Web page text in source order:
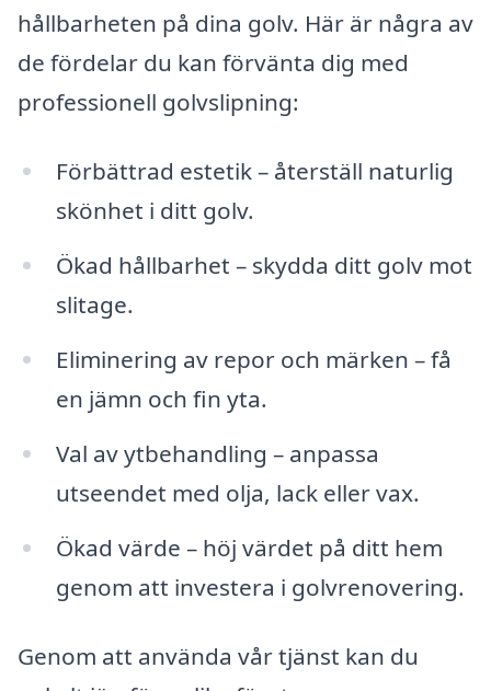
hållbarheten på dina golv. Här är några av
de fördelar du kan förvänta dig med
professionell golvslipning:
Förbättrad estetik – återställ naturlig
skönhet i ditt golv.
Ökad hållbarhet – skydda ditt golv mot
slitage.
Eliminering av repor och märken – få
en jämn och fin yta.
Val av ytbehandling – anpassa
utseendet med olja, lack eller vax.
Ökad värde – höj värdet på ditt hem
genom att investera i golvrenovering.
Genom att använda vår tjänst kan du